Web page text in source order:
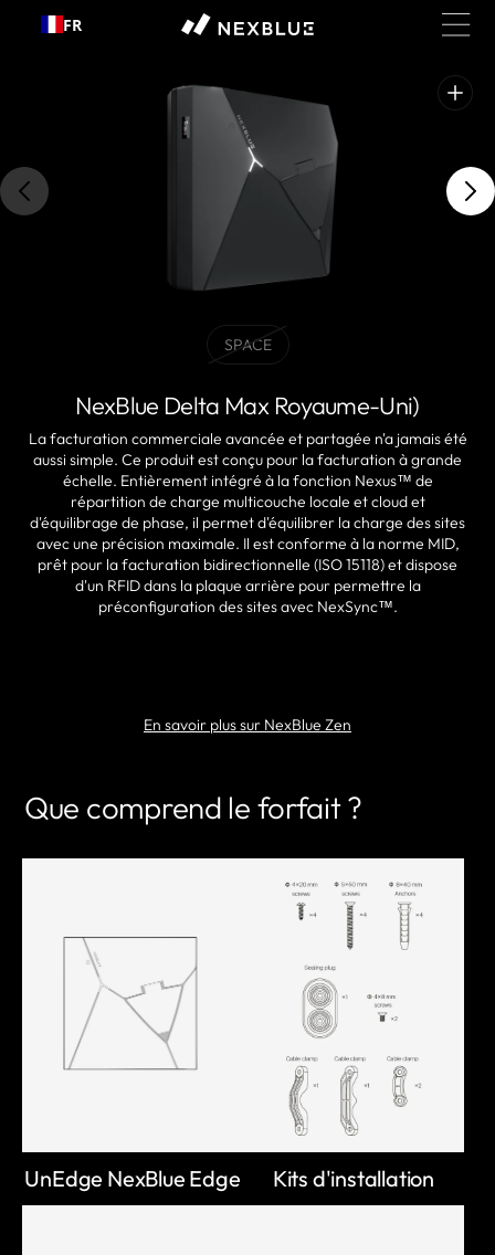
FR
la
SPACE
BLACK
épuisée
ou
indisponible
NexBlue Delta Max Royaume-Uni)
La facturation commerciale avancée et partagée n'a jamais été
aussi simple. Ce produit est conçu pour la facturation à grande
échelle. Entièrement intégré à la fonction Nexus™ de
répartition de charge multicouche locale et cloud et
d'équilibrage de phase, il permet d'équilibrer la charge des sites
avec une précision maximale. Il est conforme à la norme MID,
prêt pour la facturation bidirectionnelle (ISO 15118) et dispose
d'un RFID dans la plaque arrière pour permettre la
préconfiguration des sites avec NexSync™.
En savoir plus sur NexBlue Zen
Que comprend le forfait ?
UnEdge NexBlue Edge Kits d'installation